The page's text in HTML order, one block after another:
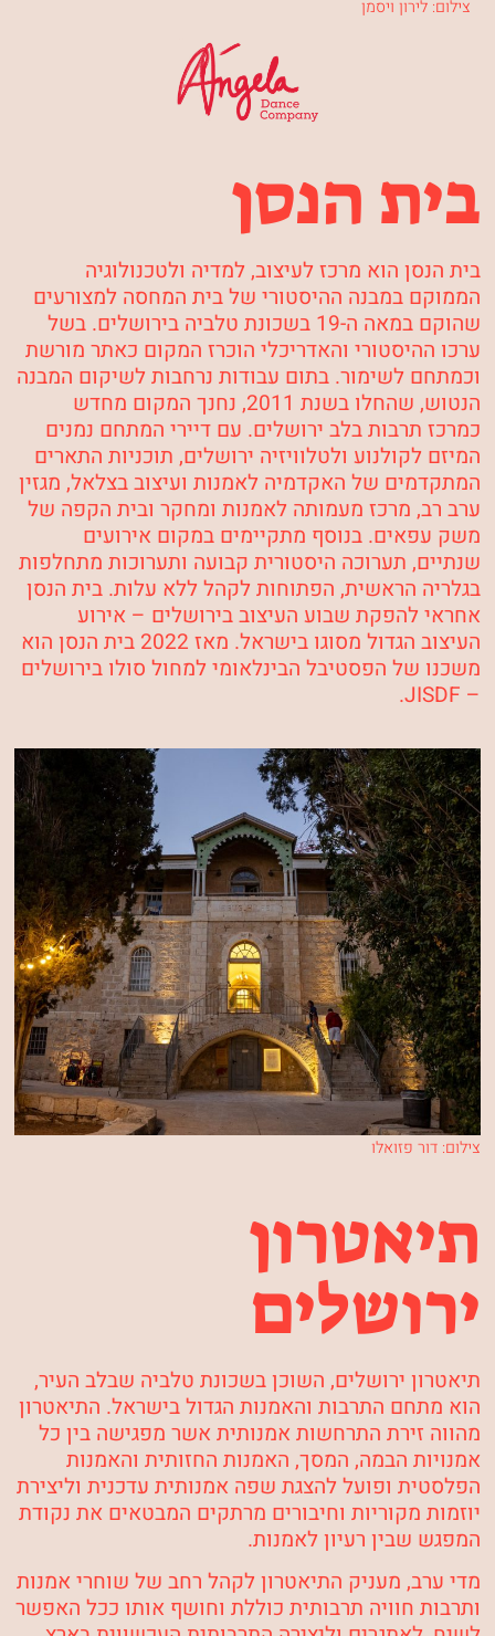
צילום: לירון ויסמן
צילום: דור פזואלו
בית הנסן
בית הנסן הוא מרכז לעיצוב, למדיה ולטכנולוגיה
הממוקם במבנה ההיסטורי של בית המחסה למצורעים
שהוקם במאה ה-19 בשכונת טלביה בירושלים. בשל
ערכו ההיסטורי והאדריכלי הוכרז המקום כאתר מורשת
וכמתחם לשימור. בתום עבודות נרחבות לשיקום המבנה
הנטוש, שהחלו בשנת 2011, נחנך המקום מחדש
כמרכז תרבות בלב ירושלים. עם דיירי המתחם נמנים
המיזם לקולנוע ולטלוויזיה ירושלים, תוכניות התארים
המתקדמים של האקדמיה לאמנות ועיצוב בצלאל, מגזין
ערב רב, מרכז מעמותהלאמנות ומחקר ובית הקפה של
משק עפאים. בנוסף מתקיימים במקום אירועים
שנתיים, תערוכה היסטורית קבועה ותערוכות מתחלפות
בגלריה הראשית, הפתוחות לקהל ללא עלות.בית הנסן
אחראי להפקת שבוע העיצובבירושלים – אירוע
העיצוב הגדול מסוגו בישראל. מאז 2022 בית הנסן הוא
משכנו של הפסטיבל הבינלאומי למחול סולו בירושלים
–
JISDF
.
תיאטרון
ירושלים
תיאטרון ירושלים, השוכן בשכונת טלביה שבלב העיר,
הוא מתחם התרבות והאמנות הגדול בישראל. התיאטרון
מהווה זירת התרחשות אמנותית אשר מפגישה בין כל
אמנויות הבמה, המסך, האמנות החזותית והאמנות
הפלסטית ופועל להצגת שפה אמנותית עדכנית וליצירת
יוזמות מקוריות וחיבורים מרתקים המבטאים את נקודת
המפגש שבין רעיון לאמנות.
מדי ערב, מעניק התיאטרון לקהל רחב של שוחרי אמנות
ותרבות חוויה תרבותית כוללת וחושף אותו ככל האפשר